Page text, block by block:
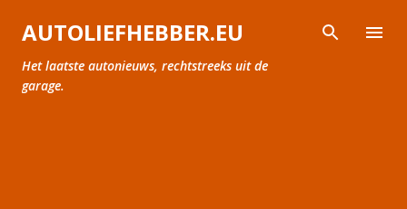
Doorgaan naar hoofdcontent
AUTOLIEFHEBBER.EU
Het laatste autonieuws, rechtstreeks uit de
garage.